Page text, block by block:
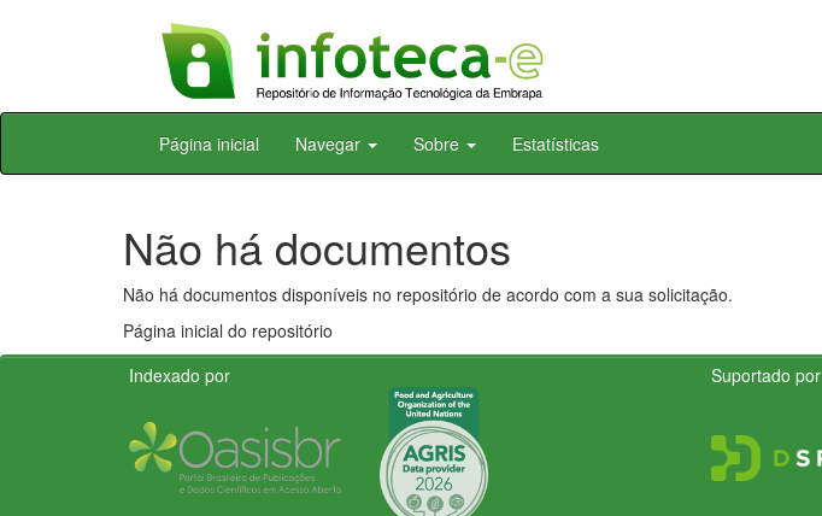
Skip
Página inicial Navegar Sobre Estatísticas
Não há documentos
Não há documentos disponíveis no repositório de acordo com a sua solicitação.
Página inicial do repositório
Indexado por
Suportado por